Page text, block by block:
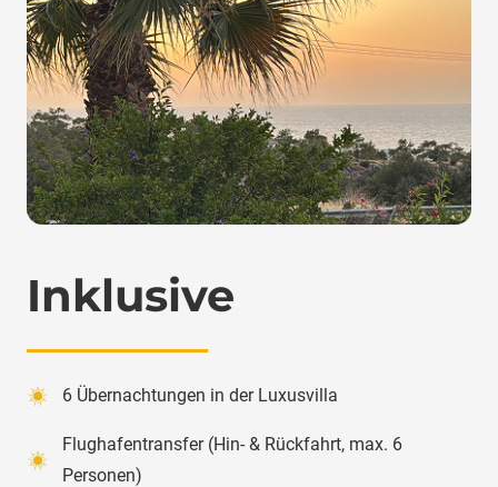
Inklusive
6 Übernachtungen in der Luxusvilla
Flughafentransfer (Hin- & Rückfahrt, max. 6
Personen)